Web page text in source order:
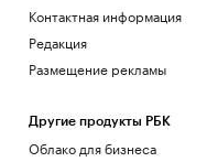
Контактная информация
Редакция
Размещение рекламы
Другие продукты РБК
Облако для бизнеса